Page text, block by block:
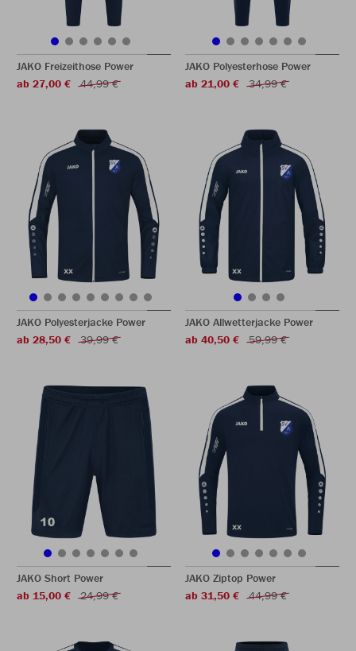
JAKO Freizeithose Power
ab 27,00 €
44,99 €
JAKO Polyesterhose Power
ab 21,00 €
34,99 €
JAKO Polyesterjacke Power
ab 28,50 €
39,99 €
JAKO Allwetterjacke Power
ab 40,50 €
59,99 €
JAKO Short Power
ab 15,00 €
24,99 €
JAKO Ziptop Power
ab 31,50 €
44,99 €